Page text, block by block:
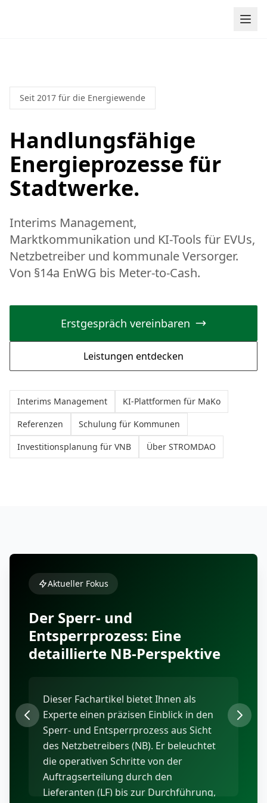
Seit 2017 für die Energiewende
Handlungsfähige
Energieprozesse für
Stadtwerke.
Interims Management,
Marktkommunikation und KI-Tools für EVUs,
Netzbetreiber und kommunale Versorger.
Von §14a EnWG bis Meter-to-Cash.
Erstgespräch vereinbaren
Leistungen entdecken
Interims Management
KI-Plattformen für MaKo
Referenzen
Schulung für Kommunen
Investitionsplanung für VNB
Über STROMDAO
Aktueller Fokus
Wie navigieren Sie Ihr Unternehmen
sicher durch die dynamische
Energielandschaft 2026? Dieser
Kalender bietet Ihnen als
Energieexperten den entscheidenden
Vorteil, indem er präzise Antworten auf
Aktueller Fokus
Als Experte im deutschen Energiemarkt
stehen Sie vor der Herausforderung,
komplexe Abrechnungsprozesse
zwischen Netzbetreibern (NB),
Messstellenbetreibern (MSB) und
Lieferanten (LF) fehlerfrei zu gestalten.
Aktueller Fokus
Der Sperr- und
Entsperrprozess: Eine
detaillierte NB-Perspektive
Dieser Fachartikel bietet Ihnen als
Experte einen präzisen Einblick in den
Sperr- und Entsperrprozess aus Sicht
des Netzbetreibers (NB). Er beleuchtet
die operativen Schritte von der
Auftragserteilung durch den
Lieferanten (LF) bis zur Durchführung,